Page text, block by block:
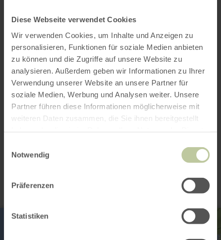
Diese Webseite verwendet Cookies
Wir verwenden Cookies, um Inhalte und Anzeigen zu
personalisieren, Funktionen für soziale Medien anbieten
zu können und die Zugriffe auf unsere Website zu
analysieren. Außerdem geben wir Informationen zu Ihrer
Verwendung unserer Website an unsere Partner für
soziale Medien, Werbung und Analysen weiter. Unsere
Partner führen diese Informationen möglicherweise mit
weiteren Daten zusammen, die Sie ihnen bereitgestellt
Notwendig
Präferenzen
Statistiken
Kognitive Beeinträchtigung
Hörbehinderte / Gehörlose
Sehbehinderte / Blinde
Mobilitätseingeschränkt
Zertifiziert
Kontakt